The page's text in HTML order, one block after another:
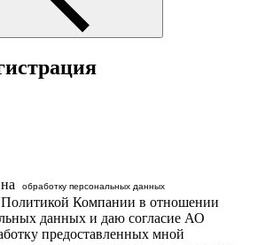
обработку персональных данных
Политикой Компании в отношении
данных и даю согласие АО
предоставленных мной